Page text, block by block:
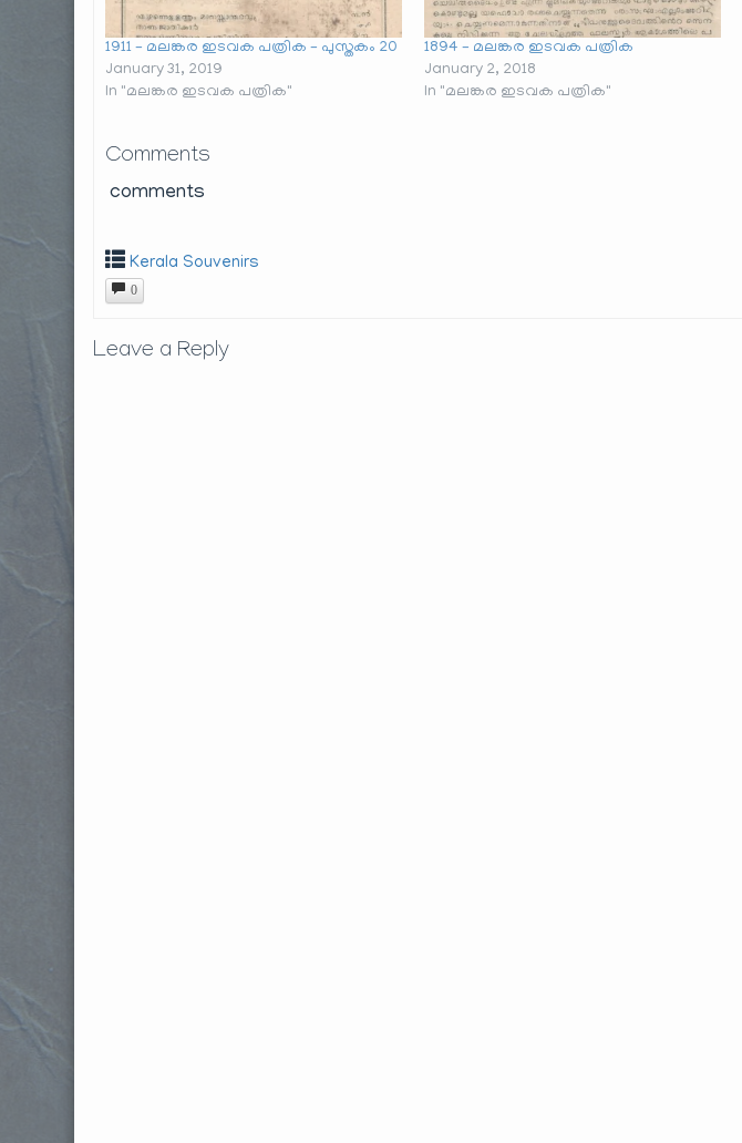
1911 – മലങ്കര ഇടവക പത്രിക – പുസ്തകം 20
January 31, 2019
In "മലങ്കര ഇടവക പത്രിക"
1894 – മലങ്കര ഇടവക പത്രിക
January 2, 2018
In "മലങ്കര ഇടവക പത്രിക"
Comments
comments
Kerala Souvenirs
0
Leave a Reply